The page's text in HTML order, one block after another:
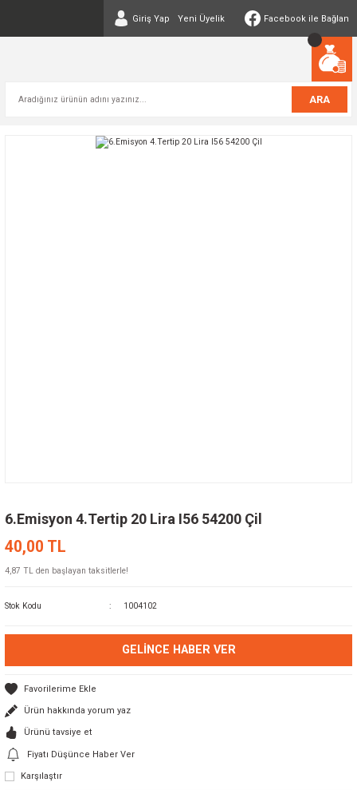
Giriş Yap Yeni Üyelik Facebook ile Bağlan
ARA
6.Emisyon 4.Tertip 20 Lira I56 54200 Çil
40,00 TL
4,87 TL den başlayan taksitlerle!
Stok Kodu 1004102
GELINCE HABER VER
Ürün hakkında yorum yaz
Ürünü tavsiye et
Fiyatı Düşünce Haber Ver
Karşılaştır